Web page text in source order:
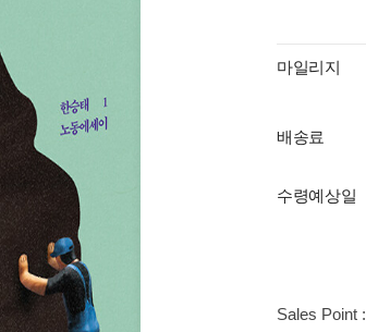
마일리지
배송료
수령예상일
Sales Point :